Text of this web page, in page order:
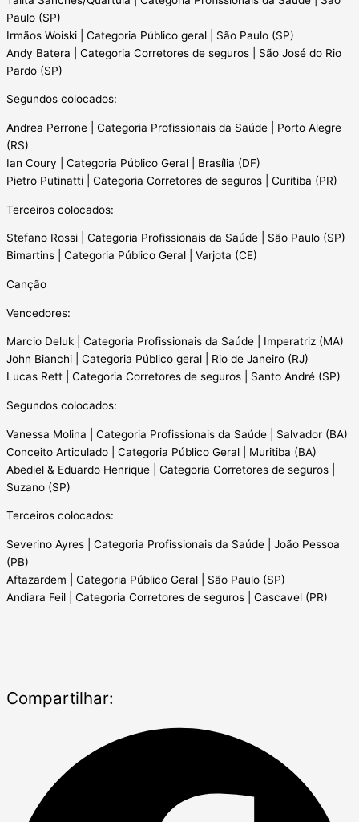
Paulo (SP)
Irmãos Woiski | Categoria Público geral | São Paulo (SP)
Andy Batera | Categoria Corretores de seguros | São José do Rio
Pardo (SP)
Segundos colocados:
Andrea Perrone | Categoria Profissionais da Saúde | Porto Alegre
(RS)
Ian Coury | Categoria Público Geral | Brasília (DF)
Pietro Putinatti | Categoria Corretores de seguros | Curitiba (PR)
Terceiros colocados:
Stefano Rossi | Categoria Profissionais da Saúde | São Paulo (SP)
Bimartins | Categoria Público Geral | Varjota (CE)
Canção
Vencedores:
Marcio Deluk | Categoria Profissionais da Saúde | Imperatriz (MA)
John Bianchi | Categoria Público geral | Rio de Janeiro (RJ)
Lucas Rett | Categoria Corretores de seguros | Santo André (SP)
Segundos colocados:
Vanessa Molina | Categoria Profissionais da Saúde | Salvador (BA)
Conceito Articulado | Categoria Público Geral | Muritiba (BA)
Abediel & Eduardo Henrique | Categoria Corretores de seguros |
Suzano (SP)
Terceiros colocados:
Severino Ayres | Categoria Profissionais da Saúde | João Pessoa
(PB)
Aftazardem | Categoria Público Geral | São Paulo (SP)
Andiara Feil | Categoria Corretores de seguros | Cascavel (PR)
Compartilhar: